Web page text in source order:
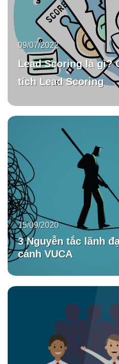
Lead Scoring là gì?
tích Lead Scoring
09/07/2022
3 Nguyễn tắc lãnh
cảnh VUCA
15/09/2020